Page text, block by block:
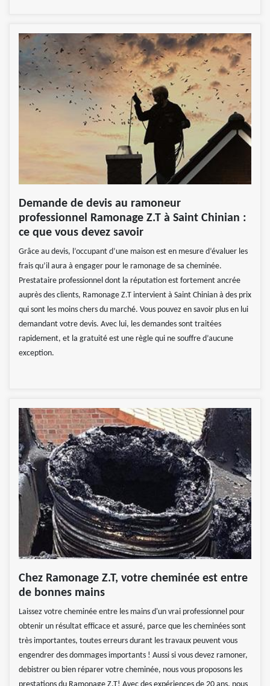
Demande de devis au ramoneur
professionnel Ramonage Z.T à Saint Chinian :
ce que vous devez savoir
Grâce au devis, l’occupant d’une maison est en mesure d’évaluer les
frais qu’il aura à engager pour le ramonage de sa cheminée.
Prestataire professionnel dont la réputation est fortement ancrée
auprès des clients, Ramonage Z.T intervient à Saint Chinian à des prix
qui sont les moins chers du marché. Vous pouvez en savoir plus en lui
demandant votre devis. Avec lui, les demandes sont traitées
rapidement, et la gratuité est une règle qui ne souffre d’aucune
exception.
Chez Ramonage Z.T, votre cheminée est entre
de bonnes mains
Laissez votre cheminée entre les mains d'un vrai professionnel pour
obtenir un résultat efficace et assuré, parce que les cheminées sont
très importantes, toutes erreurs durant les travaux peuvent vous
engendrer des dommages importants ! Aussi si vous devez ramoner,
debistrer ou bien réparer votre cheminée, nous vous proposons les